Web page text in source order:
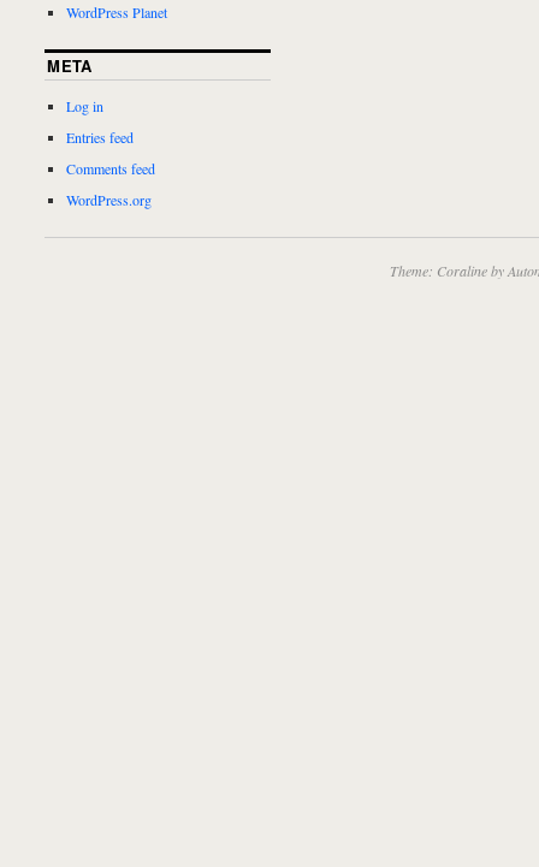
WordPress Planet
META
Log in
Entries feed
Comments feed
WordPress.org
Theme: Coraline by